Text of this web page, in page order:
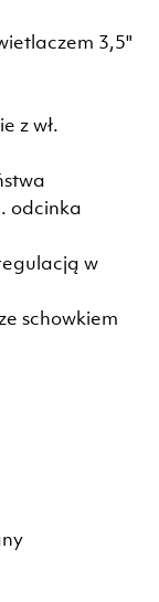
3,5"
z wł.
odcinka
w
schowkiem